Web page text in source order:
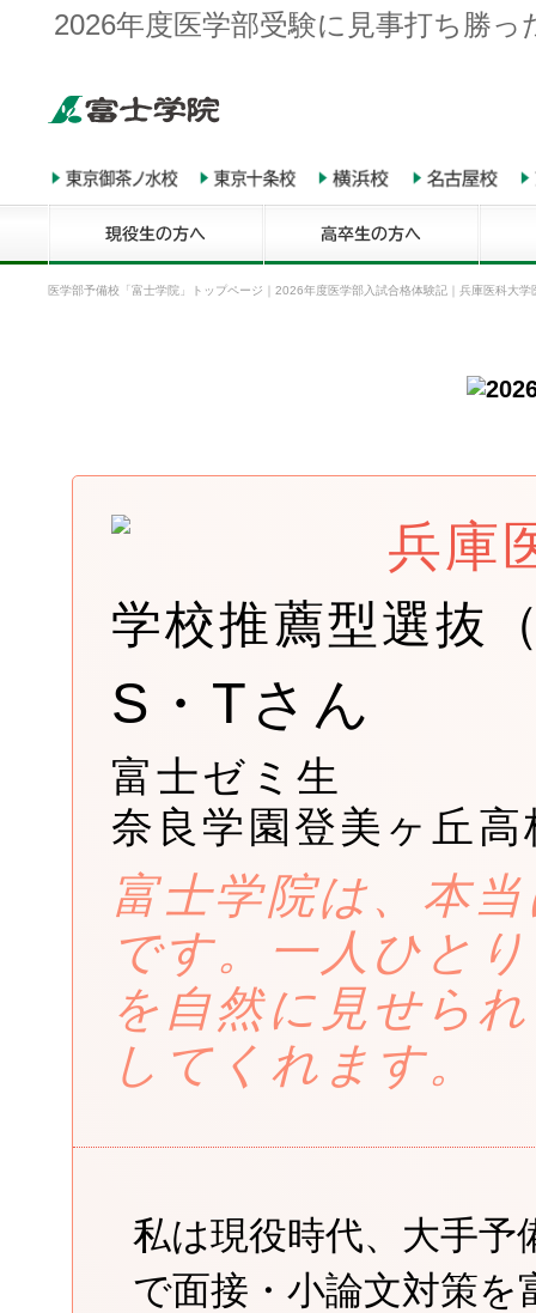
2026年度医学部受験に見事打ち勝
医学部予備校「富士学院」トップページ 2026年度医学部入試合格体験記 兵庫医科大学
兵庫
学校推薦型選抜
S・Tさん
富士ゼミ生
奈良学園登美ヶ丘高
富士学院は、本
です。一人ひと
を自然に見せら
してくれます。
私は現役時代、大手
で面接・小論文対策を